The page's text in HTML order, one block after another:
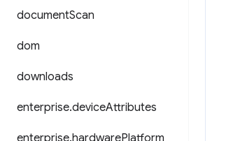
documentScan
dom
downloads
enterprise.deviceAttributes
enterprise.hardwarePlatform